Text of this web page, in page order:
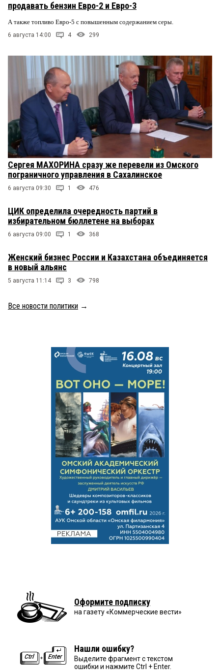
продавать бензин Евро-2 и Евро-3
А также топливо Евро-5 с повышенным содержанием серы.
6 августа 14:00 4 299
Сергея МАХОРИНА сразу же перевели из Омского
пограничного управления в Сахалинское
6 августа 09:30 1 476
ЦИК определила очередность партий в
избирательном бюллетене на выборах
6 августа 09:00 1 368
Женский бизнес России и Казахстана объединяется
в новый альянс
5 августа 11:14 3 798
Все новости политики →
Оформите подписку
на газету «Коммерческие вести»
Нашли ошибку?
Выделите фрагмент с текстом
ошибки и нажмите Ctrl + Enter.